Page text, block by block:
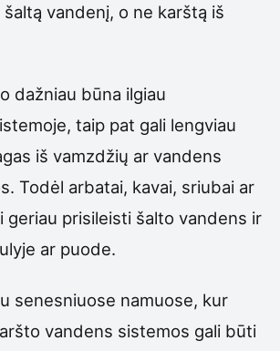
vandenį, o ne karštą iš
dažniau būna ilgiau
taip pat gali lengviau
iš vamzdžių ar vandens
Todėl arbatai, kavai, sriubai ar
geriau prisileisti šalto vandens ir
ar puode.
senesniuose namuose, kur
vandens sistemos gali būti